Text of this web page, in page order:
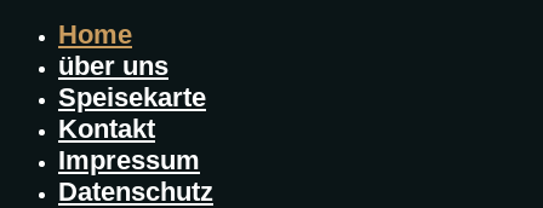
Home
über uns
Speisekarte
Kontakt
Impressum
Datenschutz